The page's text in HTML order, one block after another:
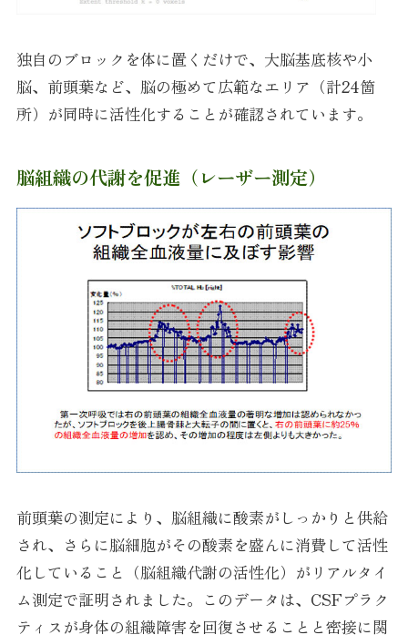
独自のブロックを体に置くだけで、大脳基底核や小
脳、前頭葉など、脳の極めて広範なエリア（計24箇
所）が同時に活性化することが確認されています。
脳組織の代謝を促進（レーザー測定）
前頭葉の測定により、脳組織に酸素がしっかりと供給
され、さらに脳細胞がその酸素を盛んに消費して活性
化していること（脳組織代謝の活性化）がリアルタイ
ム測定で証明されました。このデータは、CSFプラク
ティスが身体の組織障害を回復させることと密接に関